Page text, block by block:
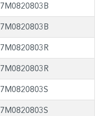
7M0820803B
7M0820803B
7M0820803R
7M0820803R
7M0820803S
7M0820803S